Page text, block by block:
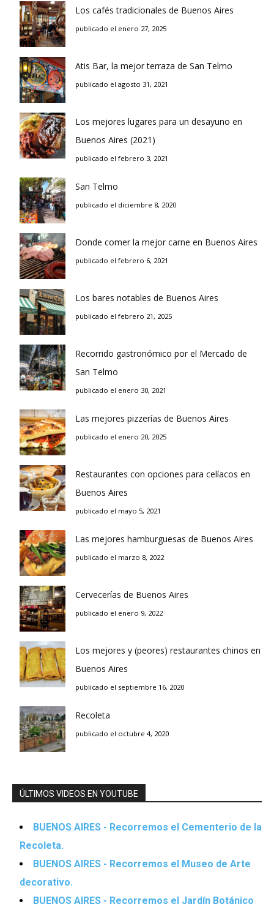
Los cafés tradicionales de Buenos Aires
publicado el enero 27, 2025
Atis Bar, la mejor terraza de San Telmo
publicado el agosto 31, 2021
Los mejores lugares para un desayuno en
Buenos Aires (2021)
publicado el febrero 3, 2021
San Telmo
publicado el diciembre 8, 2020
Donde comer la mejor carne en Buenos Aires
publicado el febrero 6, 2021
Los bares notables de Buenos Aires
publicado el febrero 21, 2025
Recorrido gastronómico por el Mercado de
San Telmo
publicado el enero 30, 2021
Las mejores pizzerías de Buenos Aires
publicado el enero 20, 2025
Restaurantes con opciones para celíacos en
Buenos Aires
publicado el mayo 5, 2021
Las mejores hamburguesas de Buenos Aires
publicado el marzo 8, 2022
Cervecerías de Buenos Aires
publicado el enero 9, 2022
Los mejores y (peores) restaurantes chinos en
Buenos Aires
publicado el septiembre 16, 2020
Recoleta
publicado el octubre 4, 2020
ÚLTIMOS VIDEOS EN YOUTUBE
BUENOS AIRES - Recorremos el Cementerio de la
Recoleta.
BUENOS AIRES - Recorremos el Museo de Arte
decorativo.
BUENOS AIRES - Recorremos el Jardín Botánico